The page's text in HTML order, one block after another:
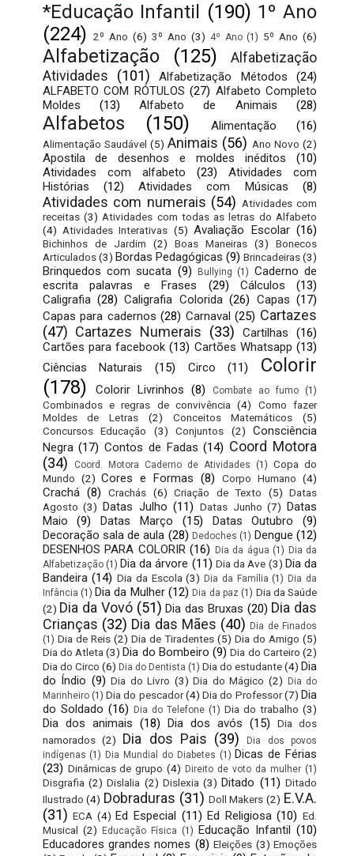
*Educação Infantil (190) 1º Ano
(224) 2º Ano (6) 3º Ano (3) 4º Ano (1) 5º Ano (6)
Alfabetização (125)
Alfabetização
Atividades
(101) Alfabetização Métodos
(24)
ALFABETO COM RÓTULOS (27) Alfabeto Completo
Moldes
(13) Alfabeto de Animais (28)
Alfabetos (150) Alimentação (16)
Alimentação Saudável (5) Animais (56) Ano Novo (2)
Apostila de desenhos e moldes inéditos
(10)
Atividades com alfabeto
(23)
Atividades com
Histórias
(12) Atividades com Músicas (8)
Atividades com numerais (54) Atividades com
receitas (3) Atividades com todas as letras do Alfabeto
(4) Atividades Interativas (5) Avaliação Escolar (16)
Bichinhos de Jardim (2) Boas Maneiras (3)
Bonecos
Articulados (3) Bordas Pedagógicas (9) Brincadeiras(3)
Brinquedos com sucata (9) Bullying (1) Caderno de
escrita palavras e Frases
(29) Cálculos
(13)
Caligrafia (28) Caligrafia Colorida (26) Capas (17)
Capas para cadernos (28) Carnaval (25) Cartazes
(47) Cartazes Numerais (33) Cartilhas
(16)
Cartões para facebook (13) Cartões Whatsapp (13)
Ciências Naturais
(15) Circo (11)
Colorir
(178)
Colorir Livrinhos (8) Combate ao fumo (1)
Combinados e regras de convivência (4)
Como fazer
Moldes de Letras
(2) Conceitos Matemáticos
(5)
Concursos Educação
(3) Conjuntos (2)
Consciência
Negra (17) Contos de Fadas (14) Coord Motora
(34)
Coord. Motora Caderno de Atividades (1) Copa do
Mundo (2) Cores e Formas (8) Corpo Humano (4)
Crachá (8) Crachás (6) Criação de Texto (5) Datas
Agosto (3) Datas Julho (11) Datas Junho (7) Datas
Maio
(9) Datas Março (15) Datas Outubro
(9)
Decoração sala de aula (28) Dedoches (1) Dengue (12)
DESENHOS PARA COLORIR (16) Dia da água (1) Dia da
Alfabetização (1) Dia da árvore (11) Dia da Ave (3) Dia da
Bandeira (14) Dia da Escola (3) Dia da Família (1) Dia da
Infância (1) Dia da Mulher (12) Dia da paz (1) Dia da Saúde
(2) Dia da Vovó (51) Dia das Bruxas (20) Dia das
Crianças (32) Dia das Mães (40) Dia de Finados
(1) Dia de Reis (2) Dia de Tiradentes (5) Dia do Amigo (5)
Dia do Atleta (3) Dia do Bombeiro (9) Dia do Carteiro (2)
Dia do Circo (6) Dia do Dentista (1) Dia do estudante(4) Dia
do Índio (9) Dia do Livro (3) Dia do Mágico (2)
Dia do
Marinheiro (1) Dia do pescador (4) Dia do Professor (7) Dia
do Soldado (16) Dia do Telefone (1) Dia do trabalho (3)
Dia dos animais (18) Dia dos avós (15)
Dia dos
namorados (2) Dia dos Pais (39)
Dia dos povos
indígenas (1) Dia Mundial do Diabetes (1) Dicas de Férias
(23) Dinâmicas de grupo (4) Direito de voto da mulher (1)
Disgrafia (2) Dislalia (2) Dislexia (3) Ditado (11) Ditado
Ilustrado (4) Dobraduras (31) Doll Makers (2) E.V.A.
(31) ECA (4) Ed Especial (11) Ed Religiosa (10) Ed.
Musical (2) Educação Física (1) Educação Infantil (10)
Educadores grandes nomes (8) Eleições (3) Emoções